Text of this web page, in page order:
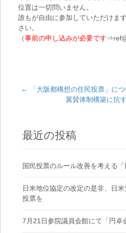
位置は一切問いません。
誰もが自由に参加していただけま
さい。
（事前の申し込みが必要です
←
「大阪都構想の住民投票」に
翼賛体制構築に抗
最近の投稿
国民投票のルール改善を考える「
日米地位協定の改定の是非、日
投票を
7月21日参院議員会館にて「円卓